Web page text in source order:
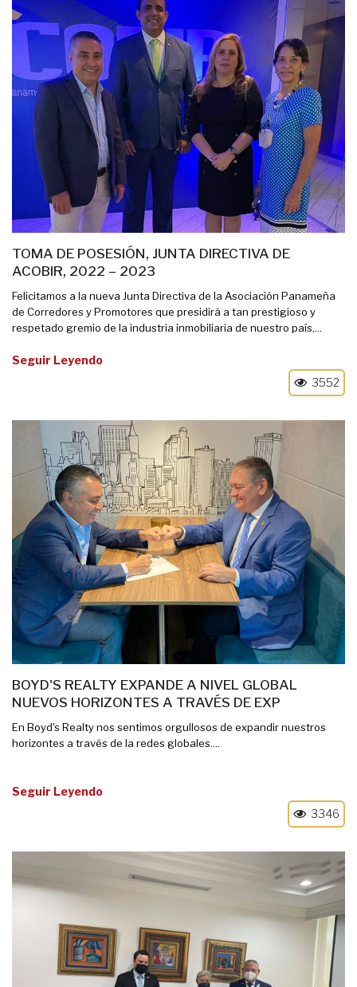
TOMA DE POSESIÓN, JUNTA DIRECTIVA DE
ACOBIR, 2022 – 2023
Felicitamos a la nueva Junta Directiva de la Asociación Panameña
de Corredores y Promotores que presidirá a tan prestigioso y
respetado gremio de la industria inmobiliaria de nuestro país,...
Seguir Leyendo
3552
BOYD'S REALTY EXPANDE A NIVEL GLOBAL
NUEVOS HORIZONTES A TRAVÉS DE EXP
En Boyd's Realty nos sentimos orgullosos de expandir nuestros
horizontes a través de la redes globales....
Seguir Leyendo
3346